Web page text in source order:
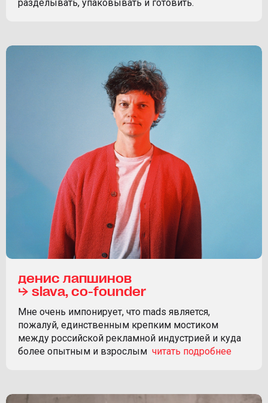
разделывать, упаковывать и готовить.
денис лапшинов
⮡ slava, co-founder
Мне очень импонирует, что mads является,
пожалуй, единственным крепким мостиком
между российской рекламной индустрией и куда
более опытным и взрослым